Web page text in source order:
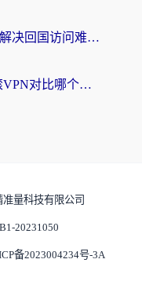
海外党必看：yy vpn真能解决回国访问难题？附云极initap测评+免费方案对比
穿梭VPN好用吗？和快滚VPN对比哪个回国效果更好？海外党选回国加速器必看指南
准量科技有限公司
20231050
备2023004234号-3A